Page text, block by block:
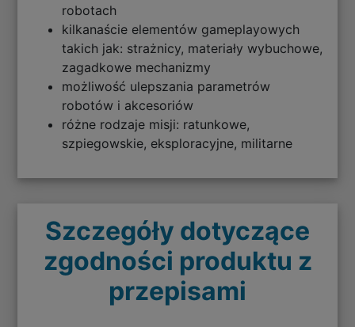
robotach
kilkanaście elementów gameplayowych
takich jak: strażnicy, materiały wybuchowe,
zagadkowe mechanizmy
możliwość ulepszania parametrów
robotów i akcesoriów
różne rodzaje misji: ratunkowe,
szpiegowskie, eksploracyjne, militarne
Szczegóły dotyczące
zgodności produktu z
przepisami